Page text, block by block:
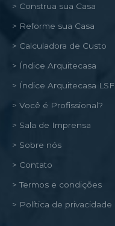
> Construa sua Casa
> Reforme sua Casa
> Calculadora de Custo
> Índice Arquitecasa
> Índice Arquitecasa LSF
> Você é Profissional?
> Sala de Imprensa
> Sobre nós
> Contato
> Termos e condições
> Política de privacidade